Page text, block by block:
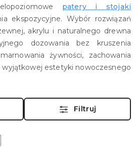
patery i stojaki
ekspozycyjne. Wybór rozwiązań
akrylu i naturalnego drewna
dozowania bez kruszenia
żywności, zachowania
wyjątkowej estetyki nowoczesnego
Filtruj